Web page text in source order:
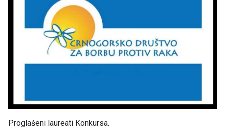
Proglašeni laureati Konkursa.